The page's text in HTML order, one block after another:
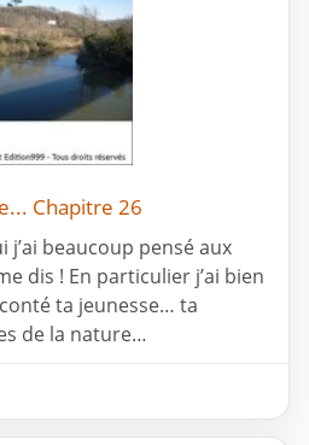
Chapitre 26
beaucoup pensé aux
dis ! En particulier j’ai bien
ta jeunesse… ta
de la nature…